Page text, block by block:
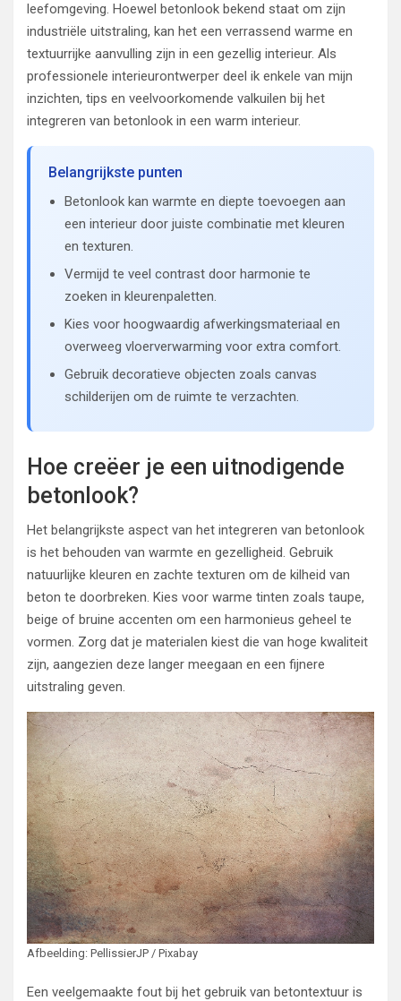
leefomgeving. Hoewel betonlook bekend staat om zijn
industriële uitstraling, kan het een verrassend warme en
textuurrijke aanvulling zijn in een gezellig interieur. Als
professionele interieurontwerper deel ik enkele van mijn
inzichten, tips en veelvoorkomende valkuilen bij het
integreren van betonlook in een warm interieur.
Belangrijkste punten
Betonlook kan warmte en diepte toevoegen aan
een interieur door juiste combinatie met kleuren
en texturen.
Vermijd te veel contrast door harmonie te
zoeken in kleurenpaletten.
Kies voor hoogwaardig afwerkingsmateriaal en
overweeg vloerverwarming voor extra comfort.
Gebruik decoratieve objecten zoals canvas
schilderijen om de ruimte te verzachten.
Hoe creëer je een uitnodigende
betonlook?
Het belangrijkste aspect van het integreren van betonlook
is het behouden van warmte en gezelligheid. Gebruik
natuurlijke kleuren en zachte texturen om de kilheid van
beton te doorbreken. Kies voor warme tinten zoals taupe,
beige of bruine accenten om een harmonieus geheel te
vormen. Zorg dat je materialen kiest die van hoge kwaliteit
zijn, aangezien deze langer meegaan en een fijnere
uitstraling geven.
Afbeelding: PellissierJP / Pixabay
Een veelgemaakte fout bij het gebruik van betontextuur is